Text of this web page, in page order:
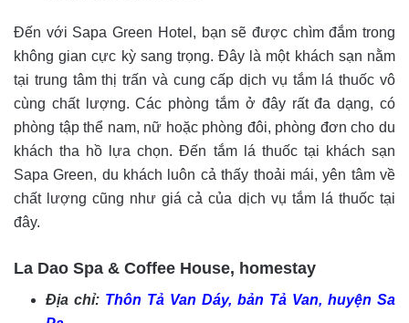
Đến với Sapa Green Hotel, bạn sẽ được chìm đắm trong
không gian cực kỳ sang trọng. Đây là một khách sạn nằm
tại trung tâm thị trấn và cung cấp dịch vụ tắm lá thuốc vô
cùng chất lượng. Các phòng tắm ở đây rất đa dạng, có
phòng tập thể nam, nữ hoặc phòng đôi, phòng đơn cho du
khách tha hồ lựa chọn. Đến tắm lá thuốc tại khách sạn
Sapa Green, du khách luôn cả thấy thoải mái, yên tâm về
chất lượng cũng như giá cả của dịch vụ tắm lá thuốc tại
đây.
La Dao Spa & Coffee House, homestay
Địa chỉ: Thôn Tả Van Dáy, bản Tả Van, huyện Sa